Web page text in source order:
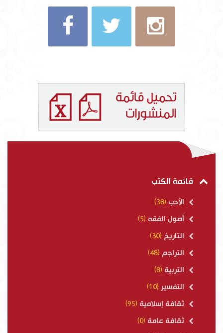
قائمة الكتب
الأدب (38)
أصول الفقه (5)
التاريخ (30)
التراجم (48)
التربية (8)
التفسير (10)
ثقافة إسلامية (95)
ثقافة عامة (0)